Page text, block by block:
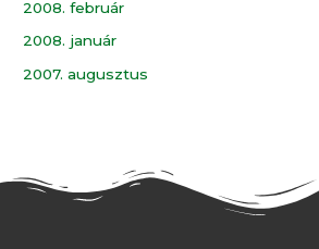
2008. február
2008. január
2007. augusztus